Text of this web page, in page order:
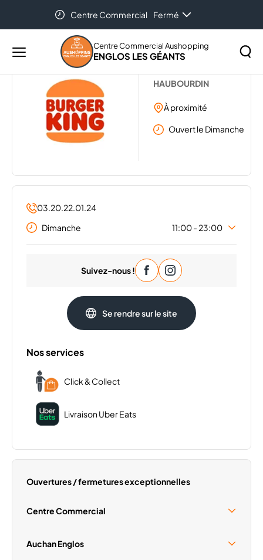
Centre Commercial Fermé
Menu
principal
Centre Commercial Aushopping
ENGLOS LES GÉANTS
Rechercher
... BURGER KING
HAUBOURDIN
À proximité
Ouvert le Dimanche
03.20.22.01.24
Dimanche
11:00 - 23:00
11:00 - 23:00
11:00 - 23:00
11:00 - 23:00
Vendredi
11:00 - 23:00
Suivez-nous !
Se rendre sur le site
Nos services
Click & Collect
Livraison Uber Eats
Ouvertures / fermetures exceptionnelles
Centre Commercial
Samedi 15 Août
Auchan Englos